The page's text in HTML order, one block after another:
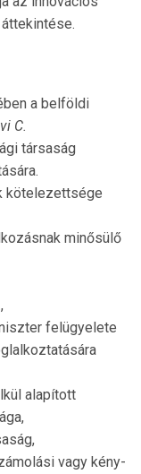
a belföldi
C.
társaság
kötelezettsége
mi­nő­sülő
felügyelete
alapított
vagy kény­